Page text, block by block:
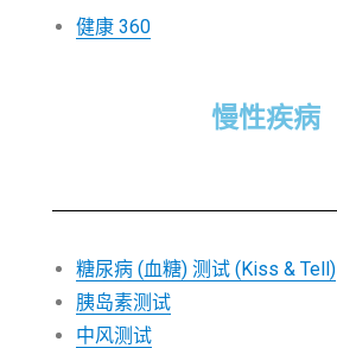
健康 360
慢性疾病
糖尿病 (血糖) 测试 (Kiss & Tell)
胰岛素测试
中风测试